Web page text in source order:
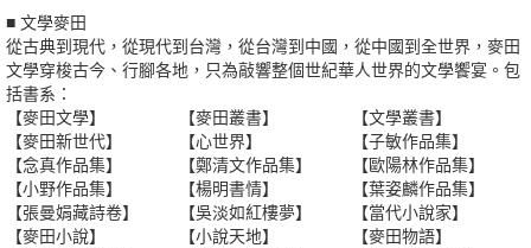
■ 文學麥田
從古典到現代，從現代到台灣，從台灣到中國，從中國到全世界，麥田
文學穿梭古今、行腳各地，只為敲響整個世紀華人世界的文學饗宴。包
括書系：
【麥田文學】
【麥田叢書】
【文學叢書】
【麥田新世代】
【心世界】
【子敏作品集】
【念真作品集】
【鄭清文作品集】
【歐陽林作品集】
【小野作品集】
【楊明書情】
【葉姿麟作品集】
【張曼娟藏詩卷】
【吳淡如紅樓夢】
【當代小說家】
【麥田小說】
【小說天地】
【麥田物語】